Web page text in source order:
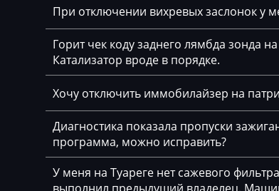
Changan
Changhe
Chevrolet
Chrysler
Citroen
Claas
Bosch
Bosch
Delphi
При отключении вихревых заслонок у
Горит чек коду заднего лямбда зонда
Катализатор вроде в порядке.
Хочу отключить иммобилайзер на
Диагностика показала пропуски
программа, можно исправить?
У меня на Туареге нет сажевого